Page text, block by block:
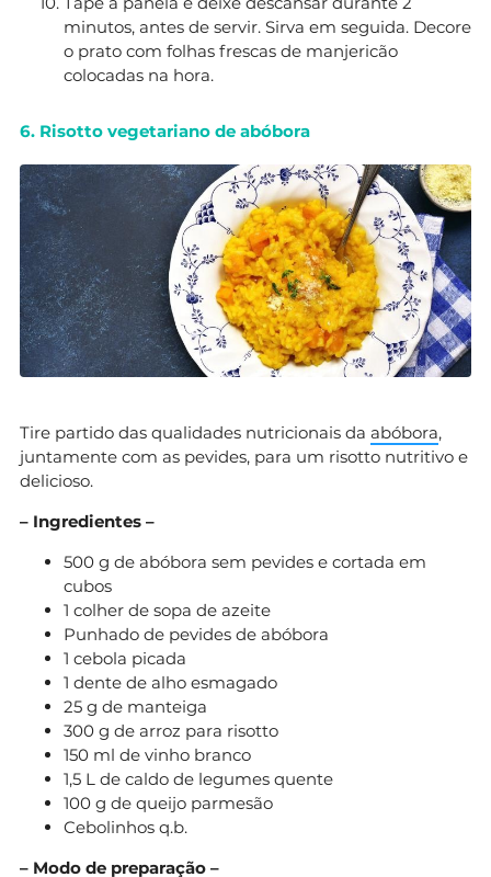
minutos, antes de servir. Sirva em seguida. Decore
o prato com folhas frescas de manjericão
colocadas na hora.
6. Risotto vegetariano de abóbora
Tire partido das qualidades nutricionais da abóbora,
juntamente com as pevides, para um risotto nutritivo e
delicioso.
– Ingredientes –
500 g de abóbora sem pevides e cortada em
cubos
1 colher de sopa de azeite
Punhado de pevides de abóbora
1 cebola picada
1 dente de alho esmagado
25 g de manteiga
300 g de arroz para risotto
150 ml de vinho branco
1,5 L de caldo de legumes quente
100 g de queijo parmesão
Cebolinhos q.b.
– Modo de preparação –